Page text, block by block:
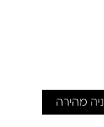
התכשיטים
מהירה